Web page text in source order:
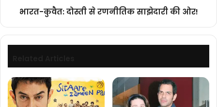
भारत-कुवैत: दोस्ती से रणनीतिक साझेदारी की ओर!